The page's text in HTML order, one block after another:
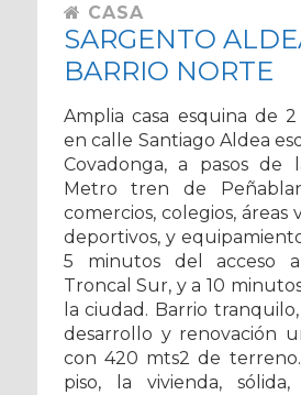
CASA
SARGENTO
BARRIO NORTE
Amplia casa esquina de 2
en calle Santiago Aldea
Covadonga, a pasos de
Metro tren de
comercios, colegios, áreas
deportivos, y
5 minutos del acceso
Troncal Sur, y a 10
la ciudad. Barrio
desarrollo y renovación
con 420 mts2 de
piso, la vivienda,